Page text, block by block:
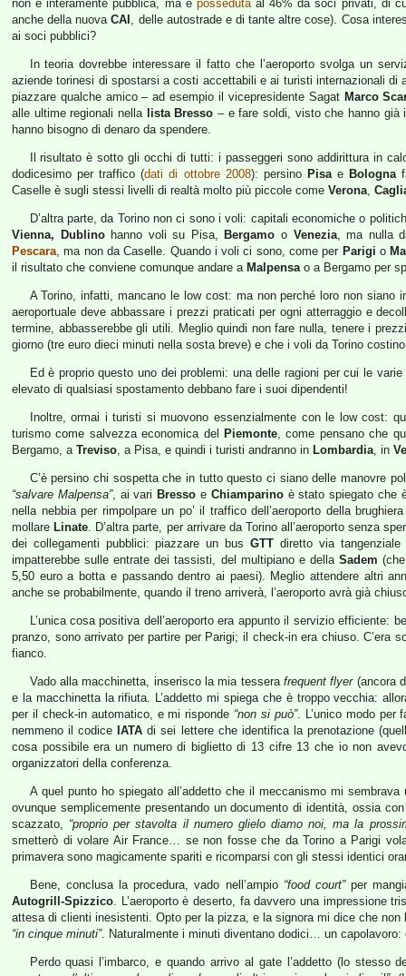
non è interamente pubblica, ma è possedutaal 46% da soci privati, di
anche della nuovaCAI , delle autostrade e di tante altre cose). Cosa
ai soci pubblici?
In teoria dovrebbe interessare il fatto che l’aeroporto svolga un
aziende torinesi di spostarsi a costi accettabili e ai turisti internazionali
piazzare qualche amico – ad esempio il vicepresidente Sagat Marco
alle ultime regionali nella lista Bresso – e fare soldi, visto che hanno già
hanno bisogno di denaro da spendere.
Il risultato è sotto gli occhi di tutti: i passeggeri sono addirittura in
dodicesimo per traffico (dati di ottobre 2008): persino Pisae Bologna
Caselle è sugli stessi livelli di realtà molto più piccole come Verona,
D’altra parte, da Torino non ci sono i voli: capitali economiche o
Vienna, Dublinohanno voli su Pisa, Bergamo o Venezia, ma nulla
Pescara, ma non da Caselle. Quando i voli ci sono, come per Parigi o
il risultato che conviene comunque andare a Malpensao a Bergamo per
A Torino, infatti, mancano le low cost: ma non perché loro non
aeroportuale deve abbassare i prezzi praticati per ogni atterraggio e
termine, abbasserebbe gli utili. Meglio quindi non fare nulla, tenere i
giorno (tre euro dieci minuti nella sosta breve) e che i voli da Torino
Ed è proprio questo uno dei problemi: una delle ragioni per cui le varie
elevato di qualsiasi spostamento debbano fare i suoi dipendenti!
Inoltre, ormai i turisti si muovono essenzialmente con le low cost:
turismo come salvezza economica del
Piemonte, come pensano che
Bergamo, a Treviso, a Pisa, e quindi i turisti andranno in Lombardia, in
C’è persino chi sospetta che in tutto questo ci siano delle manovre
“salvare Malpensa”, ai vari Bresso e Chiamparinoè stato spiegato che
nella nebbia per rimpolpare un po’ il traffico dell’aeroporto della
mollare Linate. D’altra parte, per arrivare da Torino all’aeroporto senza
dei collegamenti pubblici: piazzare un bus GTT diretto via
impatterebbe sulle entrate dei tassisti, del multipiano e della Sadem
5,50 euro a botta e passando dentro ai paesi). Meglio attendere altri
anche se probabilmente, quando il treno arriverà, l’aeroporto avrà già
L’unica cosa positiva dell’aeroporto era appunto il servizio efficiente:
pranzo, sono arrivato per partire per Parigi; il check-in era chiuso. C’era
fianco.
Vado alla macchinetta, inserisco la mia tesserafrequent flyer(ancora
e la macchinetta la rifiuta. L’addetto mi spiega che è troppo vecchia:
per il check-in automatico, e mi risponde “non si può”. L’unico modo per
nemmeno il codice IATA di sei lettere che identifica la prenotazione
cosa possibile era un numero di biglietto di 13 cifre 13 che io non
organizzatori della conferenza.
A quel punto ho spiegato all’addetto che il meccanismo mi
ovunque semplicemente presentando un documento di identità, ossia
scazzato, “proprio per stavolta il numero glielo diamo noi, ma la
smetterò di volare Air France… se non fosse che da Torino a Parigi
primavera sono magicamente spariti e ricomparsi con gli stessi identici
Bene, conclusa la procedura, vado nell’ampio “food court”per
Autogrill-Spizzico. L’aeroporto è deserto, fa davvero una impressione
attesa di clienti inesistenti. Opto per la pizza, e la signora mi dice che
“in cinque minuti”. Naturalmente i minuti diventano dodici… un
Perdo quasi l’imbarco, e quando arrivo al gate l’addetto (lo stesso